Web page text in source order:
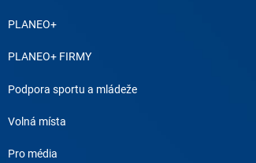
PLANEO+
PLANEO+ FIRMY
Podpora sportu a mládeže
Volná místa
Pro média